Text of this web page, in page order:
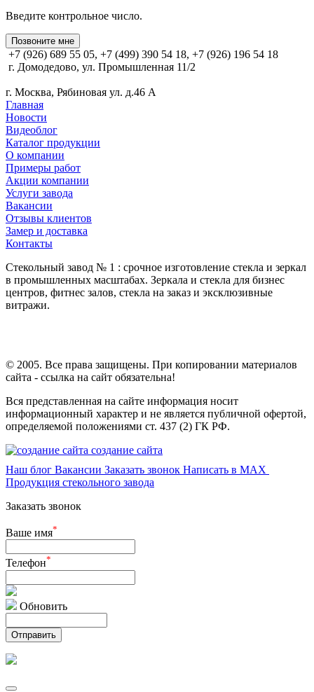
Введите контрольное число.
Позвоните мне
+7 (926) 689 55 05, +7 (499) 390 54 18, +7 (926) 196 54 18
г. Домодедово, ул. Промышленная 11/2
г. Москва, Рябиновая ул. д.46 А
Главная
Новости
Видеоблог
Каталог продукции
О компании
Примеры работ
Акции компании
Услуги завода
Вакансии
Отзывы клиентов
Замер и доставка
Контакты
Стекольный завод № 1 : срочное изготовление стекла и зеркал
в промышленных масштабах. Зеркала и стекла для бизнес
центров, фитнес залов, стекла на заказ и эксклюзивные
витражи.
© 2005. Все права защищены. При копировании материалов
сайта - ссылка на сайт обязательна!
Вся представленная на сайте информация носит
информационный характер и не является публичной офертой,
определяемой положениями ст. 437 (2) ГК РФ.
создание сайта
Наш блог Вакансии Заказать звонок Написать в MAX
Продукция стекольного завода
Заказать звонок
Ваше имя*
Телефон*
Обновить